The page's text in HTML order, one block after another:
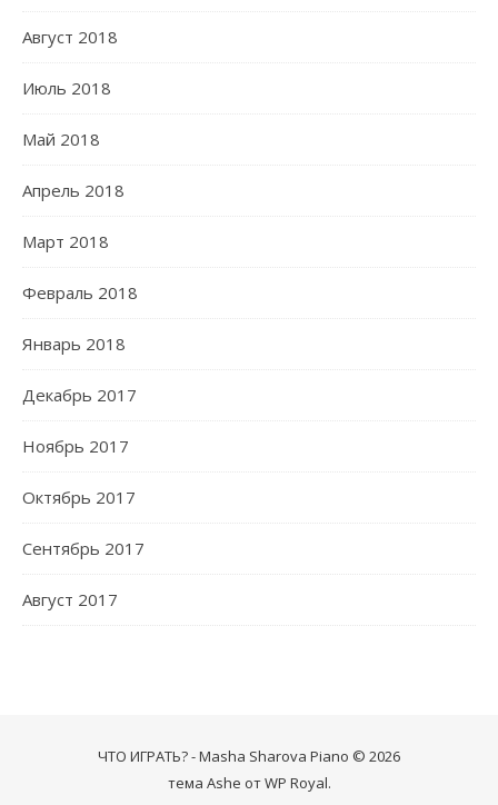
Август 2018
Июль 2018
Май 2018
Апрель 2018
Март 2018
Февраль 2018
Январь 2018
Декабрь 2017
Ноябрь 2017
Октябрь 2017
Сентябрь 2017
Август 2017
ЧТО ИГРАТЬ? - Masha Sharova Piano © 2026
тема Ashe отWP Royal.